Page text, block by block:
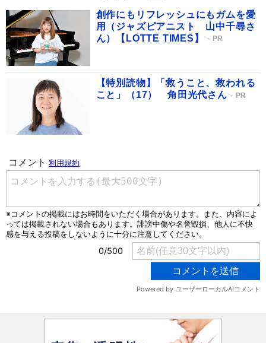
創作にもリフレッシュにもガムを愛
用（ジャズピアニスト 山中千尋さ
ん）【LOTTE TIMES】
PR
【特別読物】「救うこと、救われる
こと」（17） 角田光代さん
PR